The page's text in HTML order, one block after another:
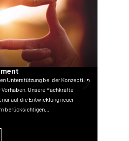
Unterstützung bei der Konzeption
Unsere Fachkräfte
auf die Entwicklung neuer
berücksichtigen…